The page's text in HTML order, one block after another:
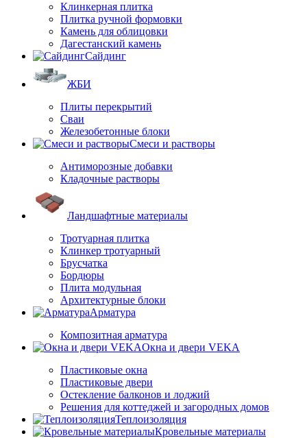
Клинкерная плитка
Плитка ручной формовки
Камень для облицовки
Дагестанский камень
Сайдинг
ЖБИ
Плиты перекрытий
Сваи
Железобетонные блоки
Cмеси и растворы
Антиморозные добавки
Кладочные растворы
Ландшафтные материалы
Тротуарная плитка
Клинкер тротуарный
Брусчатка
Бордюры
Плита модульная
Архитектурные блоки
Арматура
Композитная арматура
Окна и двери VEKA
Пластиковые окна
Пластиковые двери
Остекление балконов и лоджий
Решения для коттеджей и загородных домов
Теплоизоляция
Кровельные материалы